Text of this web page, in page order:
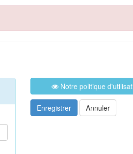
Notre politique
Enregistrer Annuler